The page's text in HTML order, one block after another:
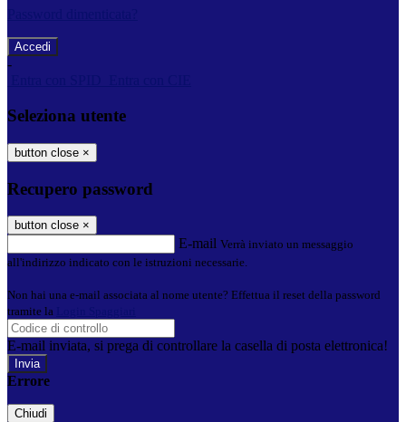
-
Seleziona utente
button close ×
Recupero password
button close ×
E-mail Verrà inviato un messaggio
all'indirizzo indicato con le istruzioni necessarie.
Non hai una e-mail associata al nome utente? Effettua il reset della password
tramite la
E-mail inviata, si prega di controllare la casella di posta elettronica!
Errore
Chiudi